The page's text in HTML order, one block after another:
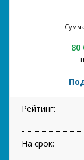
80
Рейтинг:
На срок: